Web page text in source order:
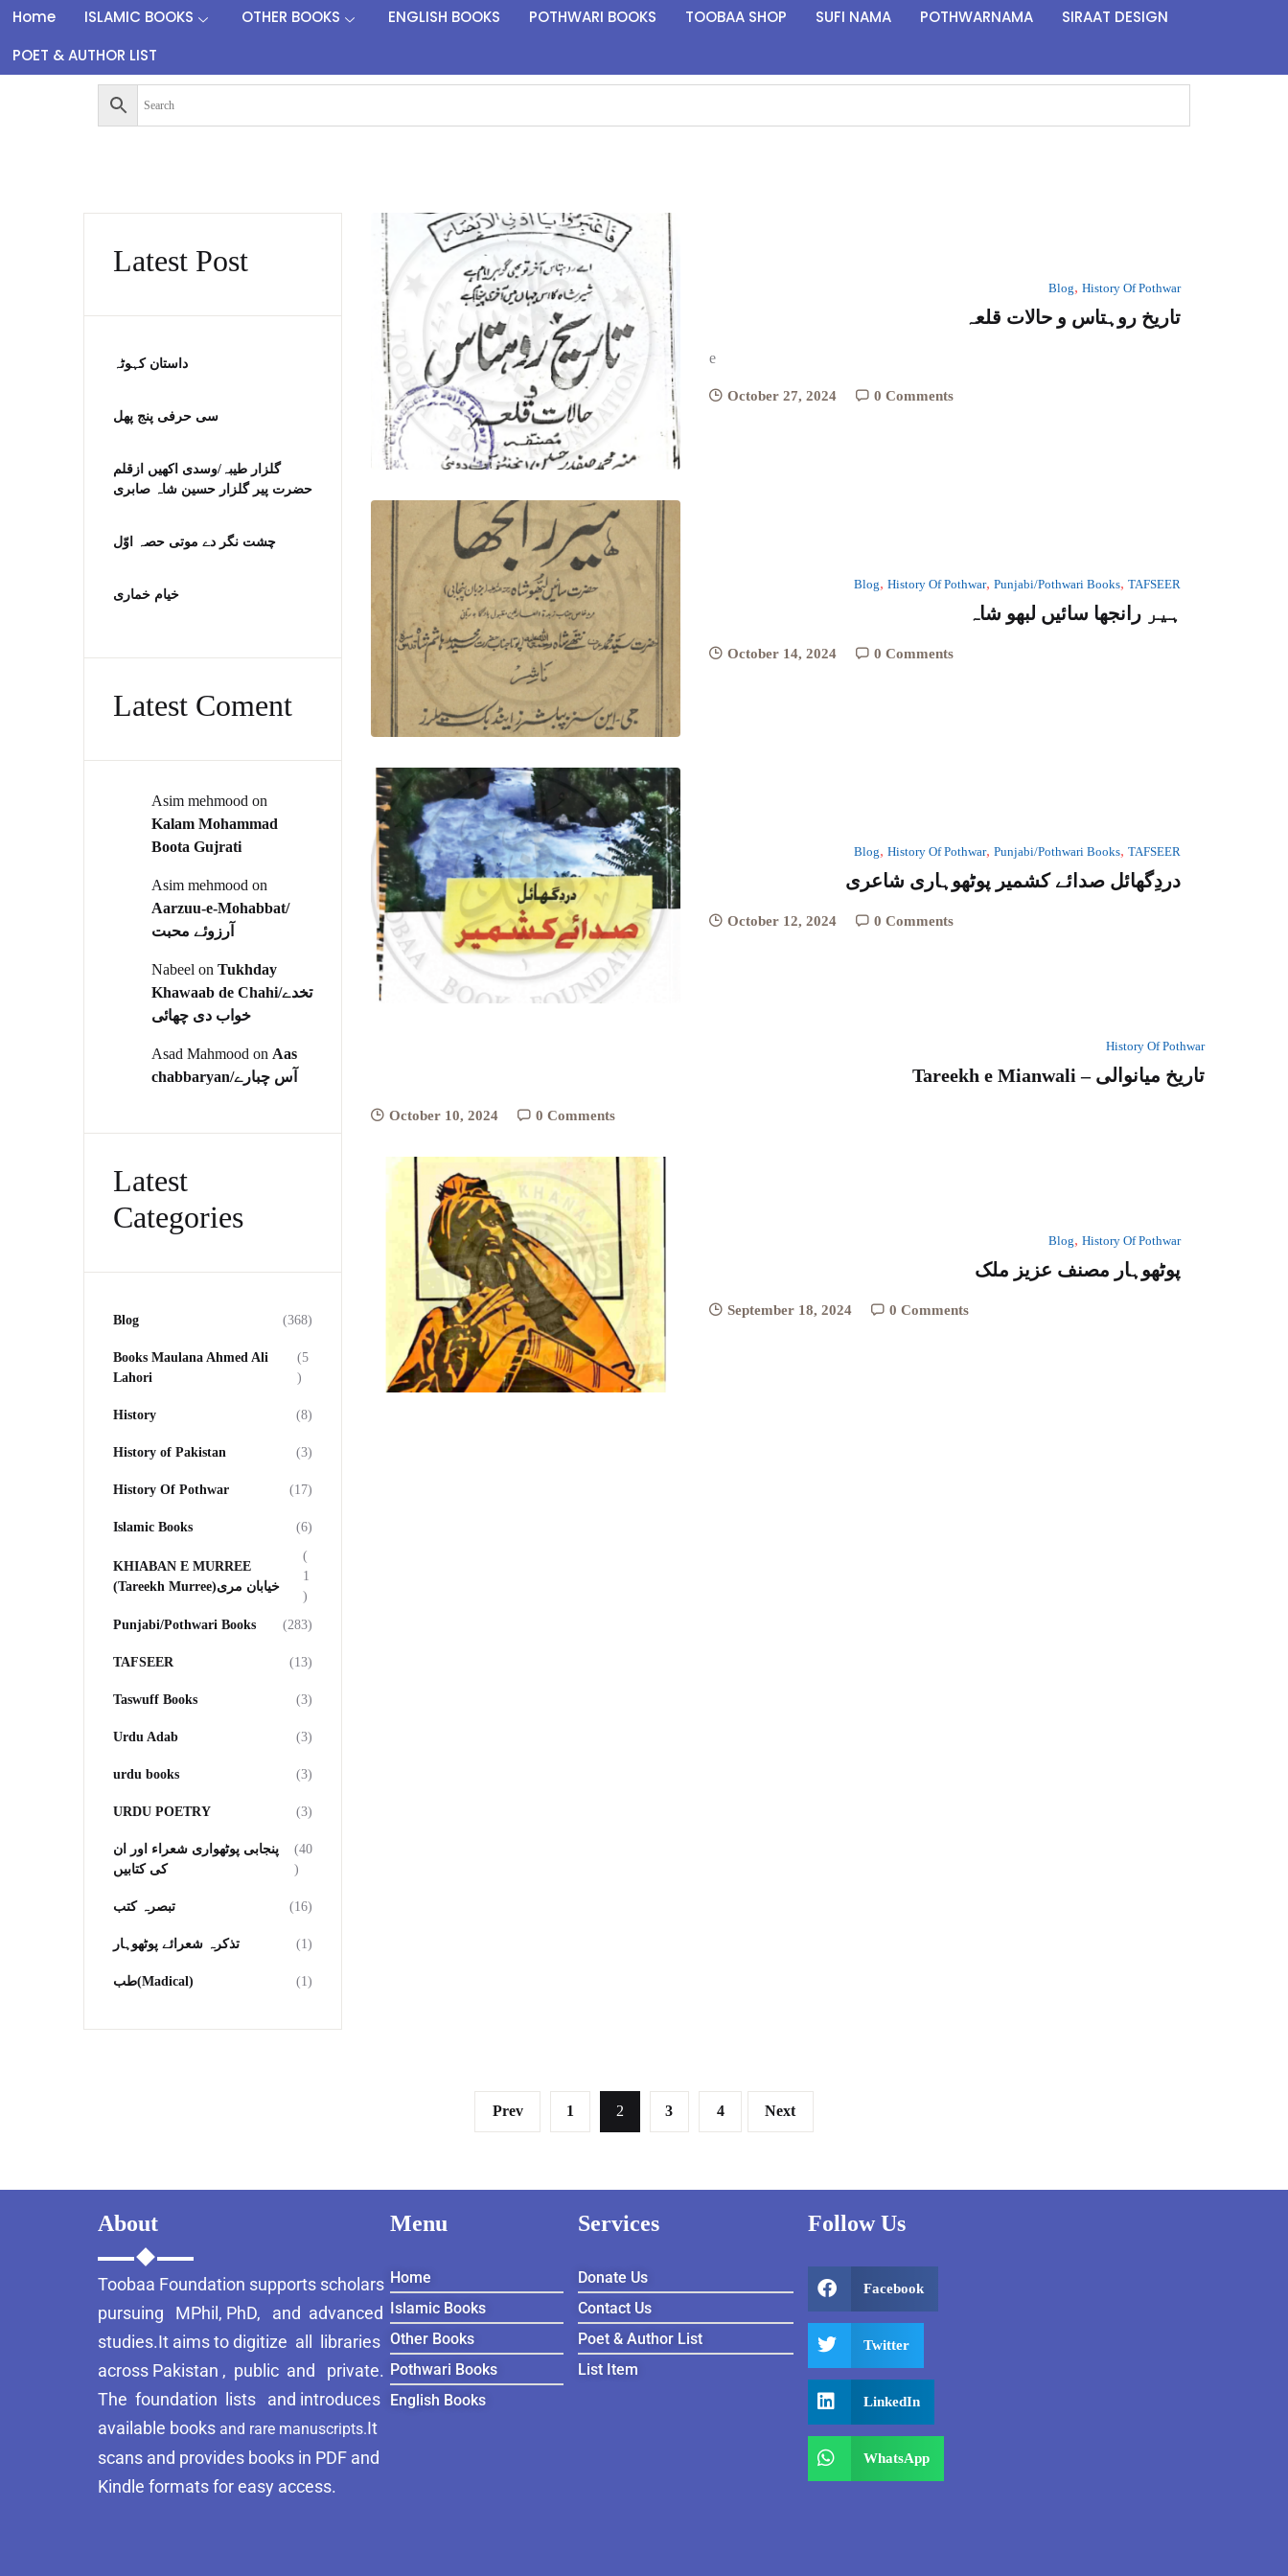
Home ISLAMIC BOOKS OTHER BOOKS ENGLISH BOOKS POTHWARI BOOKS TOOBAA SHOP SUFI NAMA POTHWARNAMA
SIRAAT DESIGN
POET & AUTHOR LIST
Blog,History Of Pothwar
تاریخ روہتاس و حالات قلعہ
e
October 27, 2024 0 Comments
Blog,History Of Pothwar,Punjabi/Pothwari Books,TAFSEER
ہیر رانجھا سائیں لبھو شاہ
October 14, 2024 0 Comments
Blog,History Of Pothwar,Punjabi/Pothwari Books,TAFSEER
دردِگھائل صدائے کشمیر پوٹھوہاری شاعری
October 12, 2024 0 Comments
History Of Pothwar
Tareekh e Mianwali – تاریخ میانوالی
October 10, 2024 0 Comments
Blog,History Of Pothwar
پوٹھوہار مصنف عزیز ملک
September 18, 2024 0 Comments
Latest Post
داستان کہوٹہ
سی حرفی پنج پھل
گلزار طیبہ/وسدی اکھیں ازقلم
حضرت پیر گلزار حسین شاہ صابری
چشت نگر دے موتی حصہ اوّل
خیام خماری
Latest Coment
Asim mehmood on
Kalam Mohammad
Boota Gujrati
Asim mehmood on
Aarzuu-e-Mohabbat/
آرزوئے محبت
Nabeel on Tukhday
Khawaab de Chahi/تخدے
خواب دی چھائی
Asad Mahmood on Aas
chabbaryan/آس چبارے
Latest
Categories
Blog (368)
Books Maulana Ahmed Ali
Lahori
(5
)
History (8)
History of Pakistan (3)
History Of Pothwar (17)
Islamic Books (6)
KHIABAN E MURREE
(Tareekh Murree)خیابان مری
(
1
)
Punjabi/Pothwari Books
(283)
TAFSEER (13)
Taswuff Books (3)
Urdu Adab (3)
urdu books (3)
URDU POETRY (3)
پنجابی پوٹھواری شعراء اور ان
کی کتابیں
(40
)
تبصرہ کتب (16)
تذکرہ شعرائے پوٹھوہار (1)
طب(Madical) (1)
Prev 1 2 3 4 Next
About
Toobaa Foundation supports scholars
pursuing MPhil, PhD, and advanced
studies.It aims to digitize all libraries
across Pakistan , public and private.
The foundation lists and introduces
available books and rare manuscripts.It
scans and provides books in PDF and
Kindle formats for easy access.
Menu
Home
Islamic Books
Other Books
Pothwari Books
English Books
Services
Donate Us
Contact Us
Poet & Author List
List Item
Follow Us
Facebook
Twitter
LinkedIn
WhatsApp